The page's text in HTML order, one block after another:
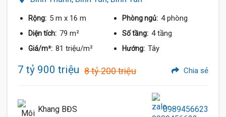
Rộng: 5 m x 16 m Phòng ngủ: 4 phòng
Diện tích: 79 m² Số tầng: 4 tầng
Giá/m²: 81 triệu/m² Hướng: Tây
7 tỷ 900 triệu 8 tỷ 200 triệu Chia sẻ
Khang BĐS 0989456623